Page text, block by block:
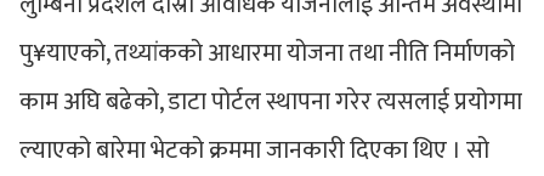
पु¥याएको, तथ्यांकको आधारमा योजना तथा नीति निर्माणको
काम अघि बढेको, डाटा पोर्टल स्थापना गरेर त्यसलाई प्रयोगमा
ल्याएको बारेमा भेटको क्रममा जानकारी दिएका थिए । सो